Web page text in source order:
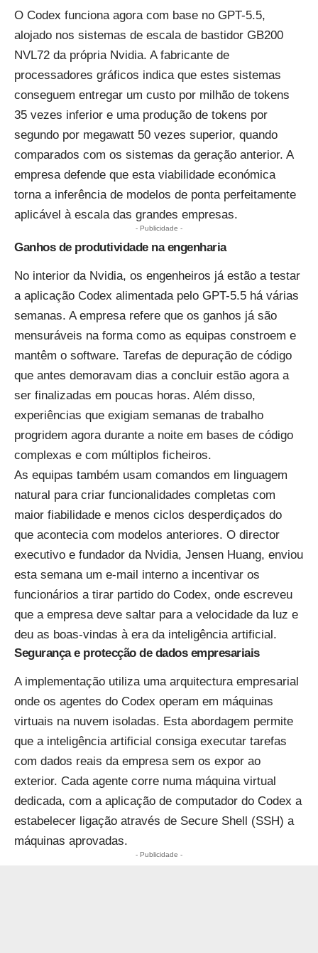
O Codex funciona agora com base no GPT-5.5,
alojado nos sistemas de escala de bastidor GB200
NVL72 da própria Nvidia. A fabricante de
processadores gráficos indica que estes sistemas
conseguem entregar um custo por milhão de tokens
35 vezes inferior e uma produção de tokens por
segundo por megawatt 50 vezes superior, quando
comparados com os sistemas da geração anterior. A
empresa defende que esta viabilidade económica
torna a inferência de modelos de ponta perfeitamente
aplicável à escala das grandes empresas.
- Publicidade -
Ganhos de produtividade na engenharia
No interior da Nvidia, os engenheiros já estão a testar
a aplicação Codex alimentada pelo GPT-5.5 há várias
semanas. A empresa refere que os ganhos já são
mensuráveis na forma como as equipas constroem e
mantêm o software. Tarefas de depuração de código
que antes demoravam dias a concluir estão agora a
ser finalizadas em poucas horas. Além disso,
experiências que exigiam semanas de trabalho
progridem agora durante a noite em bases de código
complexas e com múltiplos ficheiros.
As equipas também usam comandos em linguagem
natural para criar funcionalidades completas com
maior fiabilidade e menos ciclos desperdiçados do
que acontecia com modelos anteriores. O director
executivo e fundador da Nvidia, Jensen Huang, enviou
esta semana um e-mail interno a incentivar os
funcionários a tirar partido do Codex, onde escreveu
que a empresa deve saltar para a velocidade da luz e
deu as boas-vindas à era da inteligência artificial.
Segurança e protecção de dados empresariais
A implementação utiliza uma arquitectura empresarial
onde os agentes do Codex operam em máquinas
virtuais na nuvem isoladas. Esta abordagem permite
que a inteligência artificial consiga executar tarefas
com dados reais da empresa sem os expor ao
exterior. Cada agente corre numa máquina virtual
dedicada, com a aplicação de computador do Codex a
estabelecer ligação através de Secure Shell (SSH) a
máquinas aprovadas.
- Publicidade -